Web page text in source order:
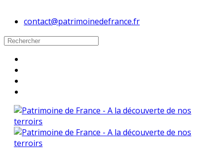
contact@patrimoinedefrance.fr